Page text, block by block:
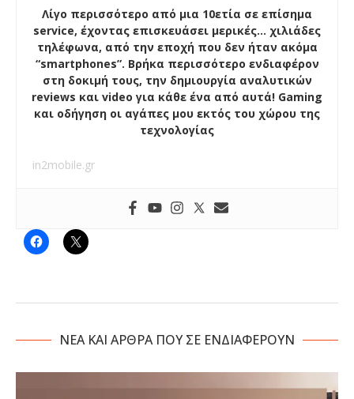
Λίγο περισσότερο από μια 10ετία σε επίσημα
service, έχοντας επισκευάσει μερικές… χιλιάδες
τηλέφωνα, από την εποχή που δεν ήταν ακόμα
“smartphones”. Βρήκα περισσότερο ενδιαφέρον
στη δοκιμή τους, την δημιουργία αναλυτικών
reviews και video για κάθε ένα από αυτά! Gaming
και οδήγηση οι αγάπες μου εκτός του χώρου της
τεχνολογίας
in2mobile.gr
NΕΑ ΚΑΙ ΑΡΘΡΑ ΠΟΥ ΣΕ ΕΝΔΙΑΦΕΡΟΥΝ